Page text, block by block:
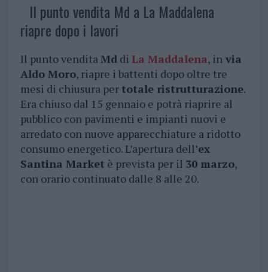
Il punto vendita Md a La Maddalena
riapre dopo i lavori
Il punto venditaMddi La Maddalena, invia
Aldo Moro, riapre i battenti dopo oltre tre
mesi di chiusura per totale ristrutturazione.
Era chiuso dal 15 gennaio e potrà riaprire al
pubblico con pavimenti e impianti nuovi e
arredato con nuove apparecchiature a ridotto
consumo energetico. L’apertura dell’ex
Santina Market è prevista per il 30 marzo,
con orario continuato dalle 8 alle 20.